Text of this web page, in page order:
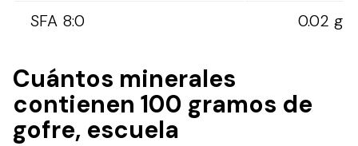
SFA 8:0
0.02 g
Cuántos minerales
contienen 100 gramos de
gofre, escuela